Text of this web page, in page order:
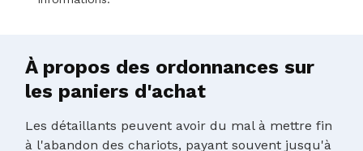
À propos des ordonnances sur
les paniers d'achat
Les détaillants peuvent avoir du mal à mettre fin
à l'abandon des chariots, payant souvent jusqu'à